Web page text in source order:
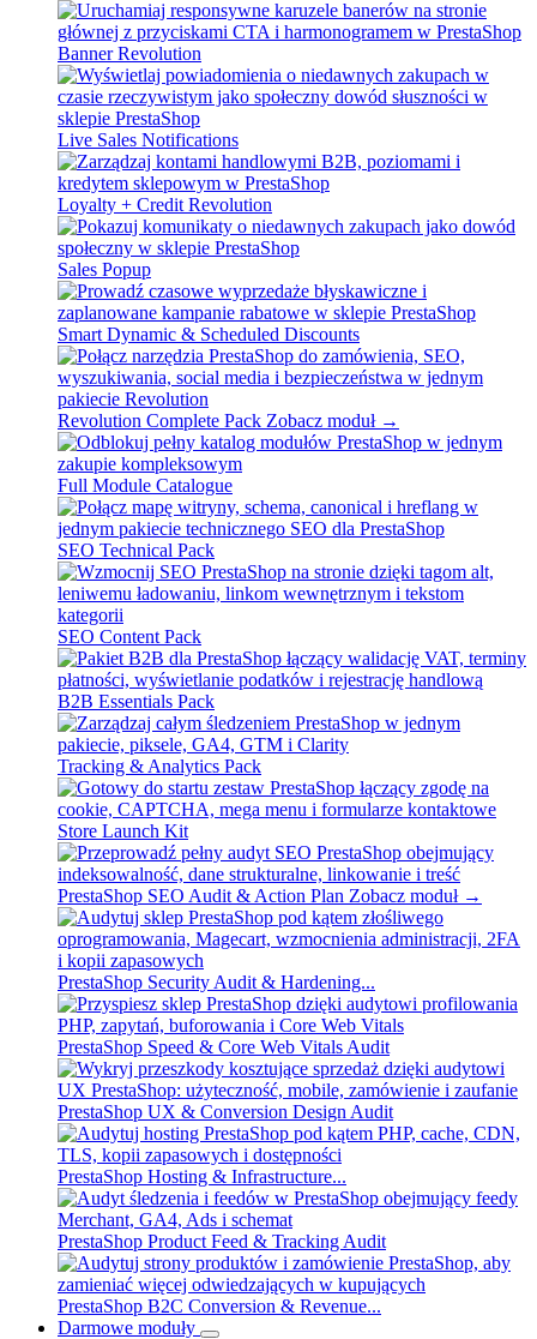
Banner Revolution
Live Sales Notifications
Loyalty + Credit Revolution
Sales Popup
Smart Dynamic & Scheduled Discounts
Revolution Complete Pack Zobacz moduł →
Full Module Catalogue
SEO Technical Pack
SEO Content Pack
B2B Essentials Pack
Tracking & Analytics Pack
Store Launch Kit
PrestaShop SEO Audit & Action Plan Zobacz moduł →
PrestaShop Security Audit & Hardening...
PrestaShop Speed & Core Web Vitals Audit
PrestaShop UX & Conversion Design Audit
PrestaShop Hosting & Infrastructure...
PrestaShop Product Feed & Tracking Audit
PrestaShop B2C Conversion & Revenue...
Darmowe moduły